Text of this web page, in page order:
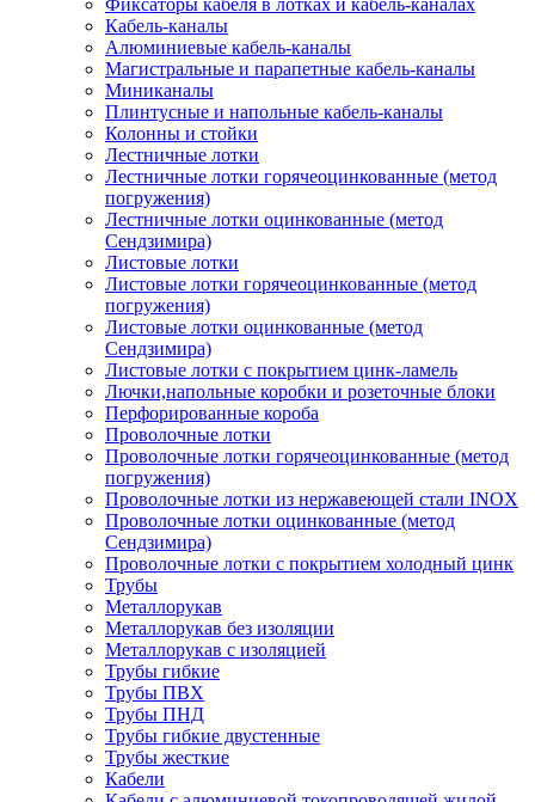
Фиксаторы кабеля в лотках и кабель-каналах
Кабель-каналы
Алюминиевые кабель-каналы
Магистральные и парапетные кабель-каналы
Миниканалы
Плинтусные и напольные кабель-каналы
Колонны и стойки
Лестничные лотки
Лестничные лотки горячеоцинкованные (метод
погружения)
Лестничные лотки оцинкованные (метод
Сендзимира)
Листовые лотки
Листовые лотки горячеоцинкованные (метод
погружения)
Листовые лотки оцинкованные (метод
Сендзимира)
Листовые лотки с покрытием цинк-ламель
Лючки,напольные коробки и розеточные блоки
Перфорированные короба
Проволочные лотки
Проволочные лотки горячеоцинкованные (метод
погружения)
Проволочные лотки из нержавеющей стали INOX
Проволочные лотки оцинкованные (метод
Сендзимира)
Проволочные лотки с покрытием холодный цинк
Трубы
Металлорукав
Металлорукав без изоляции
Металлорукав с изоляцией
Трубы гибкие
Трубы ПВХ
Трубы ПНД
Трубы гибкие двустенные
Трубы жесткие
Кабели